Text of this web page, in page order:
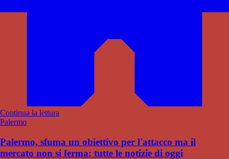
Continua la lettura
Palermo
Palermo, sfuma un obiettivo per l'attacco ma il
mercato non si ferma: tutte le notizie di oggi